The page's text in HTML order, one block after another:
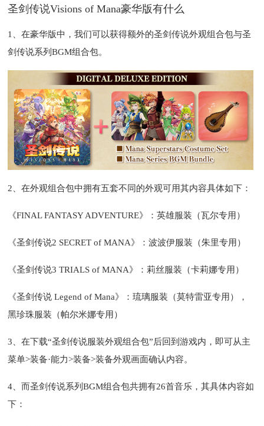
圣剑传说Visions of Mana豪华版有什么
1、在豪华版中，我们可以获得额外的圣剑传说外观组合包与圣
剑传说系列BGM组合包。
2、在外观组合包中拥有五套不同的外观可用其内容具体如下：
《FINAL FANTASY ADVENTURE》：英雄服装（瓦尔专用）
《圣剑传说2 SECRET of MANA》：波波伊服装（朱里专用）
《圣剑传说3 TRIALS of MANA》：莉丝服装（卡莉娜专用）
《圣剑传说 Legend of Mana》：琉璃服装（莫特雷亚专用），
黑珍珠服装（帕尔米娜专用）
3、在下载“圣剑传说服装外观组合包”后回到游戏内，即可从主
菜单>装备·能力>装备>装备外观画面确认内容。
4、而圣剑传说系列BGM组合包共拥有26首音乐，其具体内容如
下：